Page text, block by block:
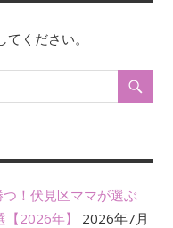
てください。
！伏見区ママが選ぶ
2026年】
2026年7月